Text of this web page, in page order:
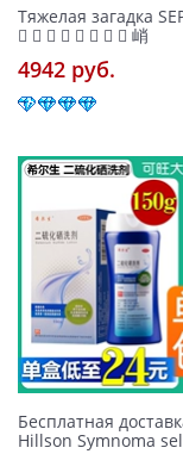
Тяжелая загадка
        峭
4942 pуб.
Бесплатная
Hillson Symnoma